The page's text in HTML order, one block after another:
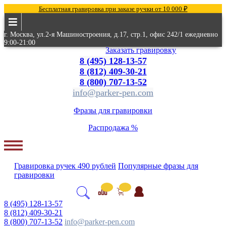
Бесплатная гравировка при заказе ручки от 10 000 ₽
г. Москва, ул.2-я Машиностроения, д.17, стр.1, офис 242/1 ежедневно
9:00-21:00
8 (495) 128-13-57
8 (812) 409-30-21
8 (800) 707-13-52
info@parker-pen.com
Фразы для гравировки
Распродажа %
Заказать гравировку
Гравировка ручек 490 рублей Популярные фразы для
гравировки
8 (495) 128-13-57
8 (812) 409-30-21
8 (800) 707-13-52 info@parker-pen.com